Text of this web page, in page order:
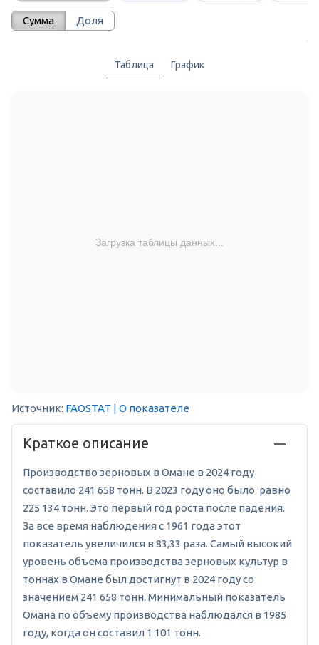
Сумма Доля
Таблица График
Загрузка таблицы данных...
Источник: FAOSTAT | О показателе
Краткое описание
Производство зерновых в Омане в 2024 году
составило 241 658 тонн. В 2023 году оно было равно
225 134 тонн. Это первый год роста после падения.
За все время наблюдения с 1961 года этот
показатель увеличился в 83,33 раза. Самый высокий
уровень объема производства зерновых культур в
тоннах в Омане был достигнут в 2024 году со
значением 241 658 тонн. Минимальный показатель
Омана по объему производства наблюдался в 1985
году, когда он составил 1 101 тонн.